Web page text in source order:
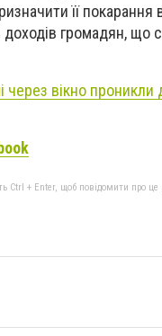
її
громадян, що
через вікно проникли
Ctrl + Enter, щоб повідомити про це